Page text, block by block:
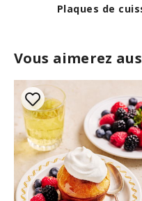
La différence
Vous aimerez